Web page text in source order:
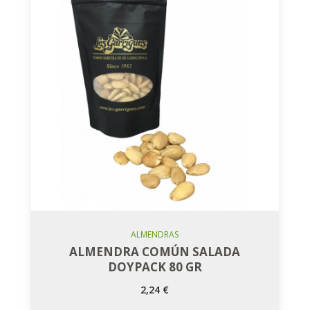
Añadir Al Carro
ALMENDRAS
ALMENDRA COMÚN SALADA
DOYPACK 80 GR
2,24 €